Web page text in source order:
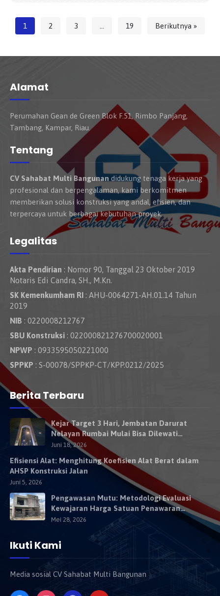
1 2 3 19 Berikutnya »
Alamat
Perumahan Gean de Green Blok F.51, Rimbo Panjang,
Tambang, Kampar, Riau.
Tentang
CV Sahabat Multi Bangunan didukung tenaga kerja yang
profesional dan berpengalaman, kami berkomitmen
memberikan solusi konstruksi yang andal, efisien, dan
terpercaya untuk berbagai kebutuhan proyek.
Legalitas
Akta Pendirian : Nomor 90, Tanggal 23 Oktober 2019
Notaris Edi Candra, SH., M.Kn.
SK Kemenkumham RI : AHU-0064271-AH.01.14 Tahun
2019
NIB : 0220008212767
SBU Konstruksi : 022000821276700020001
NPWP : 0933595050221000
SPPKP : S-00078/SPPKP-CT/KPP.0212/2025
Berita Terbaru
Kejar Target 3 Hari, Jembatan Darurat
Nelayan Rumbai Mulai Bisa Dilewati
Kendaraan Besok
Juni 18, 2026
Efisiensi Alat: Menghitung Koefisien Alat Berat dalam
AHSP Konstruksi Jalan
Juni 5, 2026
Pengawasan Mutu: Metodologi Evaluasi
Kewajaran Harga Satuan Penawaran
Kontraktor
Mei 28, 2026
Ikuti Kami
Media sosial CV Sahabat Multi Bangunan